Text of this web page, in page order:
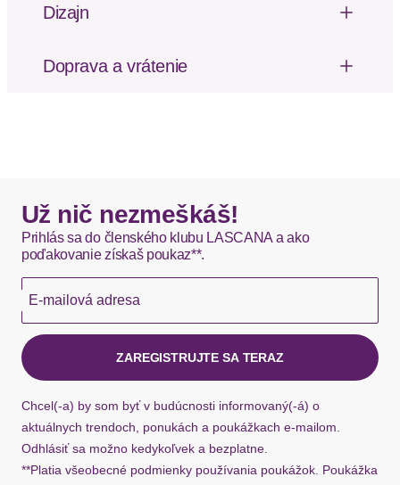
Dizajn
Material
Besondere Merkmale
Modetuch mit Glitzerdetails
Vzor: Jemné prúžky
Materiál: Viskóza
Doprava a vrátenie
Okamžite dostupné položky sú zvyčajne doručené
kuriérom DHL do 1-3 pracovných dní.
Hermes - 0,00 EUR
Okamžite dostupné položky sú zvyčajne doručené
kuriérom Hermes do 1-3 pracovných dní.
Už nič nezmeškáš!
Prihlás sa do členského klubu LASCANA a ako
poďakovanie získaš poukaz**.
E-mailová adresa
ZAREGISTRUJTE SA TERAZ
Chcel(-a) by som byť v budúcnosti informovaný(-á) o
aktuálnych trendoch, ponukách a poukážkach e-mailom.
Odhlásiť sa možno kedykoľvek a bezplatne.
**Platia všeobecné podmienky používania poukážok. Poukážka